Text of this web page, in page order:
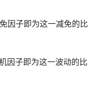
因子即为这一减免的比
因子即为这一波动的比